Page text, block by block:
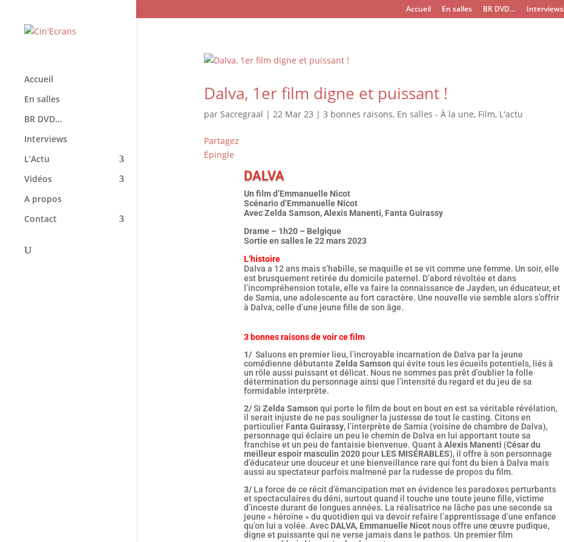
Accueil En salles BR DVD… Interviews
Accueil
En salles
BR DVD…
Interviews
L’Actu
Vidéos
A propos
Contact
Dalva, 1er film digne et puissant !
par Sacregraal | 22 Mar 23 | 3 bonnes raisons, En salles - À la une, Film, L'actu
Partagez
Épingle
DALVA
Un film d’Emmanuelle Nicot
Scénario d’Emmanuelle Nicot
Avec Zelda Samson, Alexis Manenti, Fanta Guirassy
Drame – 1h20 – Belgique
Sortie en salles le 22 mars 2023
L’histoire
Dalva a 12 ans mais s’habille, se maquille et se vit comme une femme. Un soir, elle
est brusquement retirée du domicile paternel. D’abord révoltée et dans
l’incompréhension totale, elle va faire la connaissance de Jayden, un éducateur, et
de Samia, une adolescente au fort caractère. Une nouvelle vie semble alors s’offrir
à Dalva, celle d’une jeune fille de son âge.
3 bonnes raisons de voir ce film
1/Saluons en premier lieu, l’incroyable incarnation de Dalva par la jeune
comédienne débutante Zelda Samson qui évite tous les écueils potentiels, liés à
un rôle aussi puissant et délicat. Nous ne sommes pas prêt d’oublier la folle
détermination du personnage ainsi que l’intensité du regard et du jeu de sa
formidable interprète.
2/Si Zelda Samson qui porte le film de bout en bout en est sa véritable révélation,
il serait injuste de ne pas souligner la justesse de tout le casting. Citons en
particulierFanta Guirassy, l’interprète de Samia (voisine de chambre de Dalva),
personnage qui éclaire un peu le chemin de Dalva en lui apportant toute sa
franchise et un peu de fantaisie bienvenue. Quant à Alexis Manenti (César du
meilleur espoir masculin 2020pour LES MISÉRABLES), il offre à son personnage
d’éducateur une douceur et une bienveillance rare qui font du bien à Dalva mais
aussi au spectateur parfois malmené par la rudesse de propos du film.
3/ La force de ce récit d’émancipation met en évidence les paradoxes perturbants
et spectaculaires du déni, surtout quand il touche une toute jeune fille, victime
d’inceste durant de longues années. La réalisatrice ne lâche pas une seconde sa
jeune « héroïne » du quotidien qui va devoir refaire l’apprentissage d’une enfance
qu’on lui a volée. AvecDALVA, Emmanuelle Nicotnous offre une œuvre pudique,
digne et puissante qui ne verse jamais dans le pathos. Un premier film